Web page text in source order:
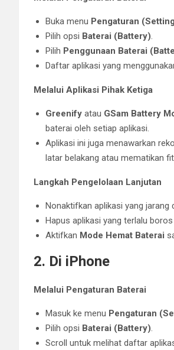
Buka menu Pengaturan
Pilih opsi Baterai (Battery).
Pilih Penggunaan Baterai
Daftar aplikasi yang
Melalui Aplikasi Pihak Ketiga
Greenify atau GSam Battery
baterai oleh setiap aplikasi.
Aplikasi ini juga menawarkan
latar belakang atau mematikan
Langkah Pengelolaan Lanjutan
Nonaktifkan aplikasi yang jarang
Hapus aplikasi yang terlalu
Aktifkan Mode Hemat Baterai
2. Di iPhone
Melalui Pengaturan Baterai
Masuk ke menu Pengaturan
Pilih opsi Baterai (Battery).
Scroll untuk melihat daftar